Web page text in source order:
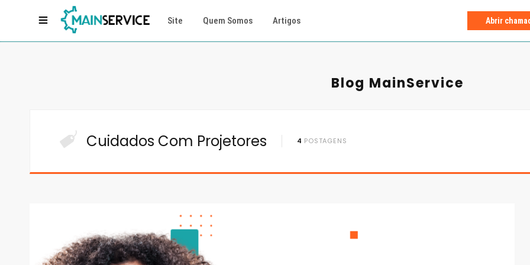
Site Quem Somos Artigos Abrir
Blog MainService
Cuidados Com Projetores 4 POSTAGENS